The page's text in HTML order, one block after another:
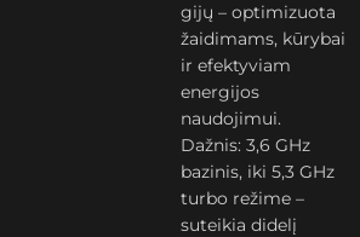
gijų – optimizuota
žaidimams, kūrybai
ir efektyviam
energijos
naudojimui.
Dažnis: 3,6 GHz
bazinis, iki 5,3 GHz
turbo režime –
suteikia didelį